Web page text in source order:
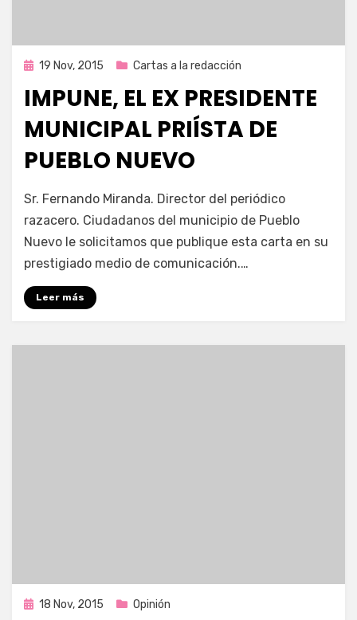
Publicada
19 Nov, 2015 Cartas a la redacción
IMPUNE, EL EX PRESIDENTE
MUNICIPAL PRIÍSTA DE
PUEBLO NUEVO
por Enrique
Sr. Fernando Miranda. Director del periódico
razacero. Ciudadanos del municipio de Pueblo
Nuevo le solicitamos que publique esta carta en su
prestigiado medio de comunicación.…
Leer más
Publicada
18 Nov, 2015 Opinión